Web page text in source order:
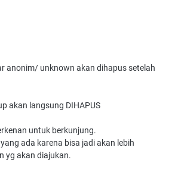
anonim/ unknown akan dihapus setelah
akan langsung DIHAPUS
untuk berkunjung.
ada karena bisa jadi akan lebih
yg akan diajukan.